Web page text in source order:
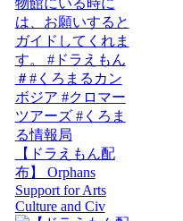
【ドラえもん配
布】 Orphans
Support for Arts
Culture and Civ